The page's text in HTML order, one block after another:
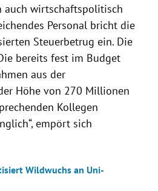
auch wirtschaftspolitisch
Personal bricht die
Steuerbetrug ein. Die
bereits fest im Budget
aus der
Höhe von 270 Millionen
Kollegen
empört sich
Wildwuchs an Uni-